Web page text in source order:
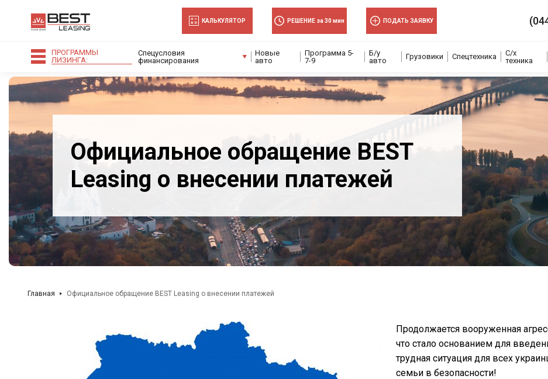
КАЛЬКУЛЯТОР РЕШЕНИЕ за 30 мин ПОДАТЬ ЗАЯВКУ
ПРОГРАММЫ
ЛИЗИНГА:
Спецусловия
финансирования
Новые
авто
Программа 5-
7-9
Б/у
авто
Грузовики Спецтехника
С/х
техника
Официальное обращение BEST
Leasing о внесении платежей
Главная Официальное обращение BEST Leasing о внесении платежей
Продолжается вооруженная
что стало основанием для
трудная ситуация для всех
семьи в безопасности!